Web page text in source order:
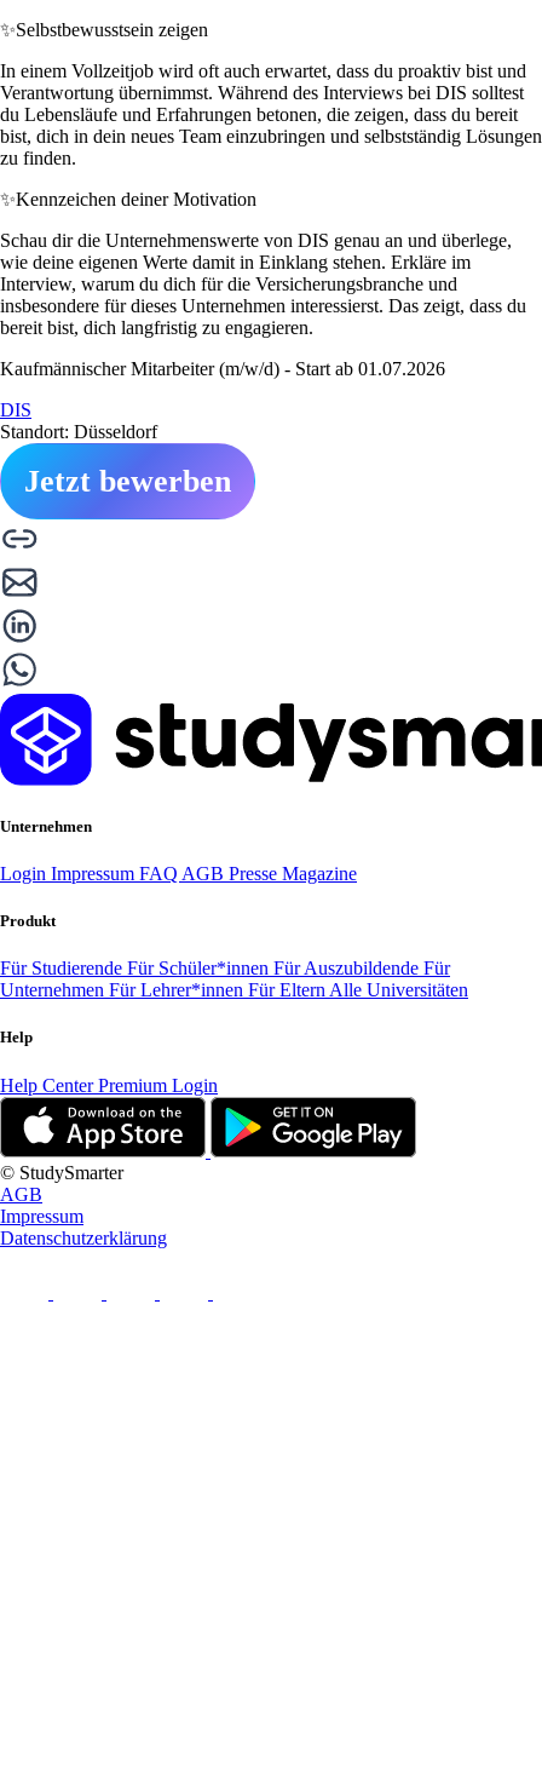
✨Selbstbewusstsein zeigen
In einem Vollzeitjob wird oft auch erwartet, dass du proaktiv bist und
Verantwortung übernimmst. Während des Interviews bei DIS solltest
du Lebensläufe und Erfahrungen betonen, die zeigen, dass du bereit
bist, dich in dein neues Team einzubringen und selbstständig Lösungen
zu finden.
✨Kennzeichen deiner Motivation
Schau dir die Unternehmenswerte von DIS genau an und überlege,
wie deine eigenen Werte damit in Einklang stehen. Erkläre im
Interview, warum du dich für die Versicherungsbranche und
insbesondere für dieses Unternehmen interessierst. Das zeigt, dass du
bereit bist, dich langfristig zu engagieren.
Kaufmännischer Mitarbeiter (m/w/d) - Start ab 01.07.2026
DIS
Standort: Düsseldorf
Jetzt bewerben
Unternehmen
Login Impressum FAQ AGB Presse Magazine
Produkt
Für Studierende Für Schüler*innen Für Auszubildende Für
Unternehmen Für Lehrer*innen Für Eltern Alle Universitäten
Help
Help CenterPremium Login
© StudySmarter
AGB
Impressum
Datenschutzerklärung